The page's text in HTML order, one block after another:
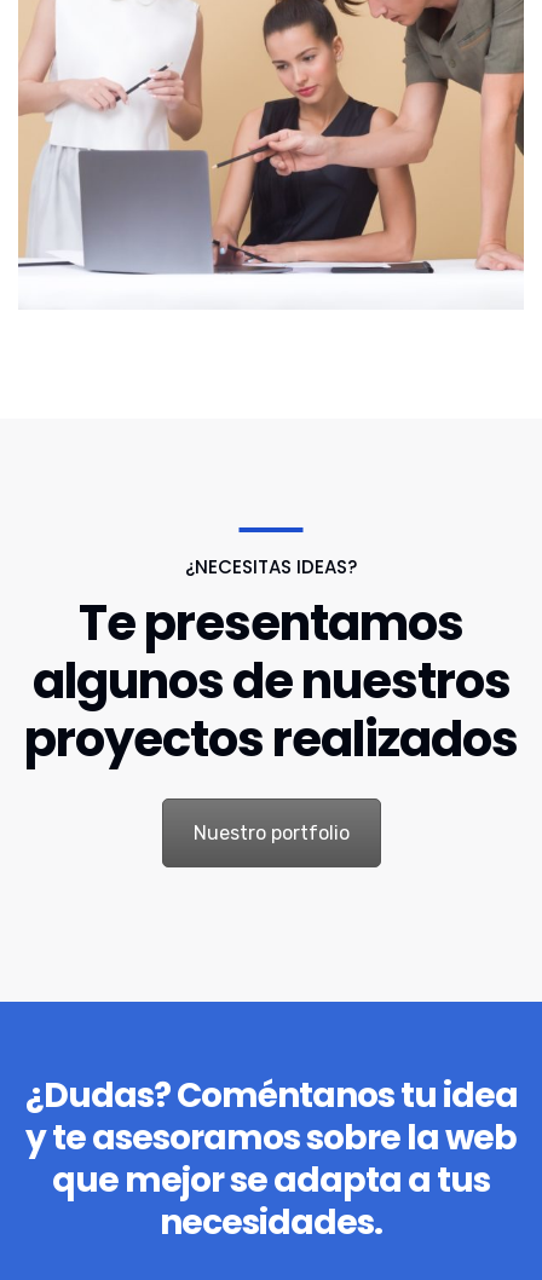
¿NECESITAS IDEAS?
Te presentamos
algunos de nuestros
proyectos realizados
Nuestro portfolio
¿Dudas? Coméntanos tu idea
y te asesoramos sobre la web
que mejor se adapta a tus
necesidades.